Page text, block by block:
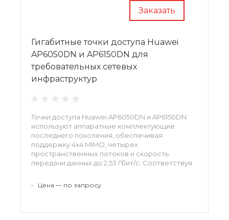
Заказать
Гигабитные точки доступа Huawei
AP6050DN и AP6150DN для
требовательных сетевых
инфраструктур
Точки доступа Huawei AP6050DN и AP6150DN
используют аппаратные комплектующие
последнего поколения, обеспечивая
поддержку 4x4 MIMO, четырех
пространственных потоков и скорость
передачи данных до 2,53 Гбит/с. Соответствуя
использоваться для приложений, критичных к
• Цена — по запросу